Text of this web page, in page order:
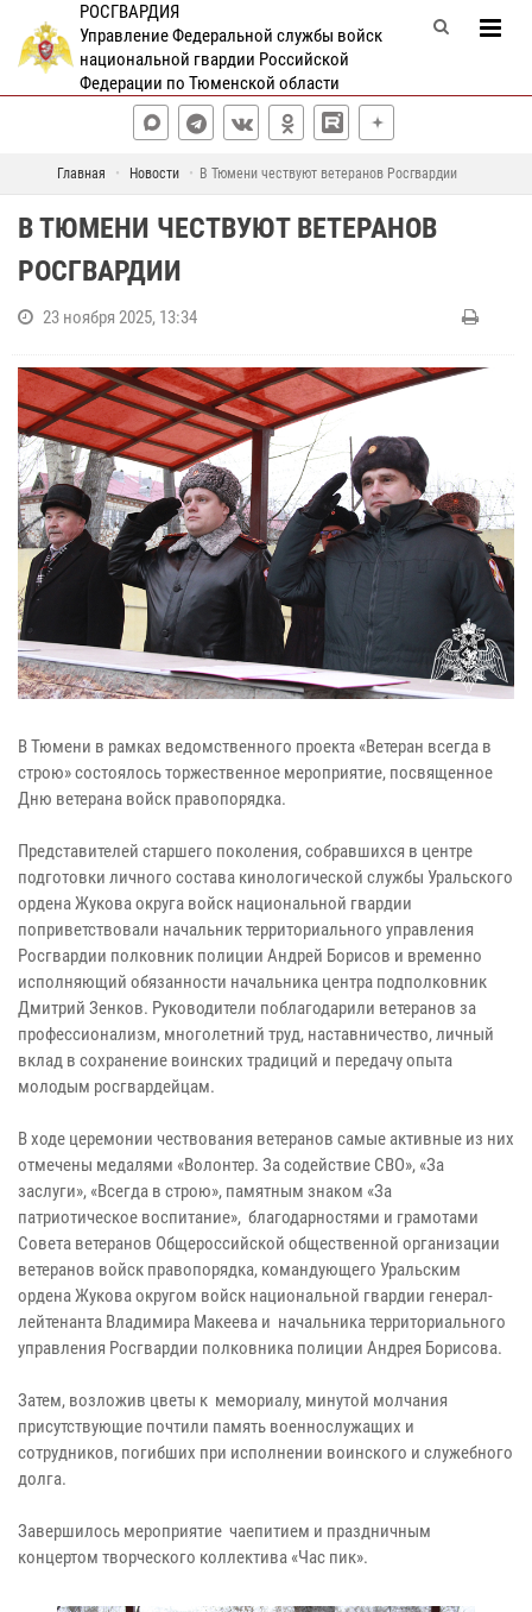
РОСГВАРДИЯ
Управление Федеральной службы войск
национальной гвардии Российской
Федерации по Тюменской области
Главная Новости В Тюмени чествуют ветеранов Росгвардии
В ТЮМЕНИ ЧЕСТВУЮТ ВЕТЕРАНОВ
РОСГВАРДИИ
23 ноября 2025, 13:34
В Тюмени в рамках ведомственного проекта «Ветеран всегда в
строю» состоялось торжественное мероприятие, посвященное
Дню ветерана войск правопорядка.
Представителей старшего поколения, собравшихся в центре
подготовки личного состава кинологической службы Уральского
ордена Жукова округа войск национальной гвардии
поприветствовали начальник территориального управления
Росгвардии полковник полиции Андрей Борисов и временно
исполняющий обязанности начальника центра подполковник
Дмитрий Зенков. Руководители поблагодарили ветеранов за
профессионализм, многолетний труд, наставничество, личный
вклад в сохранение воинских традиций и передачу опыта
молодым росгвардейцам.
В ходе церемонии чествования ветеранов самые активные из них
отмечены медалями «Волонтер. За содействие СВО», «За
заслуги», «Всегда в строю», памятным знаком «За
патриотическое воспитание», благодарностями и грамотами
Совета ветеранов Общероссийской общественной организации
ветеранов войск правопорядка, командующего Уральским
ордена Жукова округом войск национальной гвардии генерал-
лейтенанта Владимира Макеева и начальника территориального
управления Росгвардии полковника полиции Андрея Борисова.
Затем, возложив цветы к мемориалу, минутой молчания
присутствующие почтили память военнослужащих и
сотрудников, погибших при исполнении воинского и служебного
долга.
Завершилось мероприятие чаепитием и праздничным
концертом творческого коллектива «Час пик».